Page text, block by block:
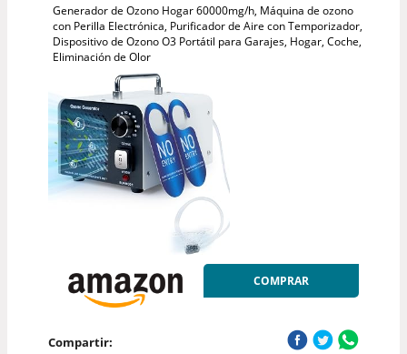
Generador de Ozono Hogar 60000mg/h, Máquina de ozono
con Perilla Electrónica, Purificador de Aire con Temporizador,
Dispositivo de Ozono O3 Portátil para Garajes, Hogar, Coche,
Eliminación de Olor
COMPRAR
Compartir: